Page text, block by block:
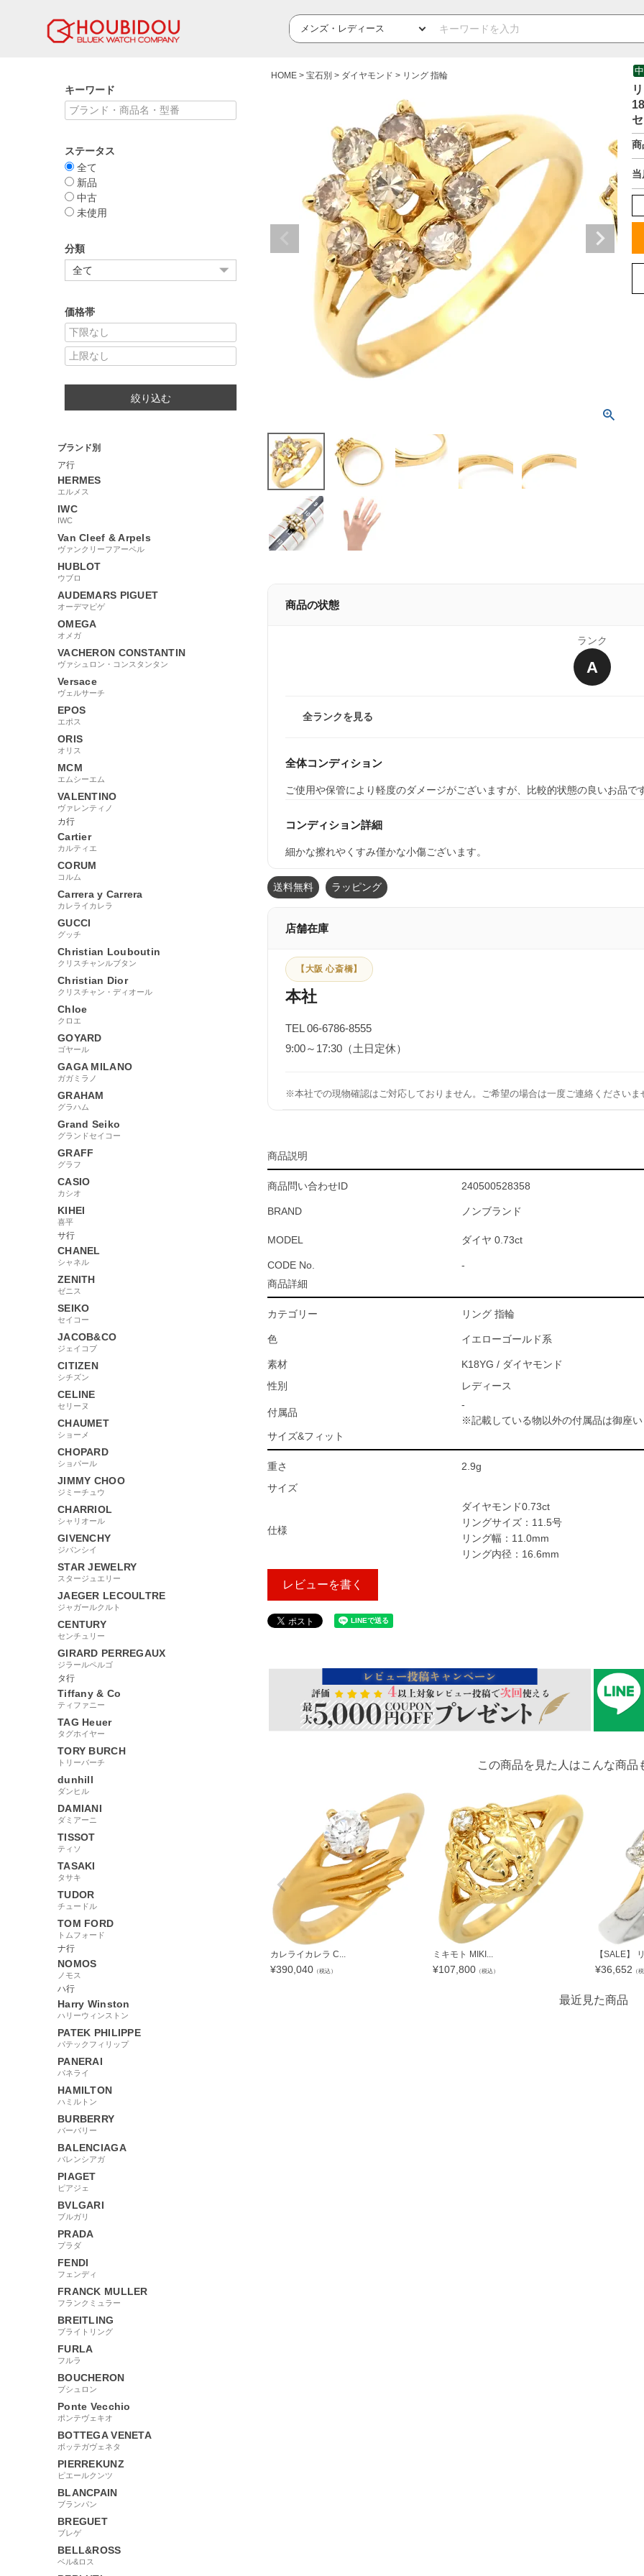
キーワード
ステータス
全て
新品
中古
未使用
分類
価格帯
絞り込む
ブランド別
ア行
HERMES
エルメス
IWC
IWC
Van Cleef & Arpels
ヴァンクリーフアーペル
HUBLOT
ウブロ
AUDEMARS PIGUET
オーデマピゲ
OMEGA
オメガ
VACHERON CONSTANTIN
ヴァシュロン・コンスタンタン
Versace
ヴェルサーチ
EPOS
エポス
ORIS
オリス
MCM
エムシーエム
VALENTINO
ヴァレンティノ
カ行
Cartier
カルティエ
CORUM
コルム
Carrera y Carrera
カレライカレラ
GUCCI
グッチ
Christian Louboutin
クリスチャンルブタン
Christian Dior
クリスチャン・ディオール
Chloe
クロエ
GOYARD
ゴヤール
GAGA MILANO
ガガミラノ
GRAHAM
グラハム
Grand Seiko
グランドセイコー
GRAFF
グラフ
CASIO
カシオ
KIHEI
喜平
サ行
CHANEL
シャネル
ZENITH
ゼニス
SEIKO
セイコー
JACOB&CO
ジェイコブ
CITIZEN
シチズン
CELINE
セリーヌ
CHAUMET
ショーメ
CHOPARD
ショパール
JIMMY CHOO
ジミーチュウ
CHARRIOL
シャリオール
GIVENCHY
ジバンシイ
STAR JEWELRY
スタージュエリー
JAEGER LECOULTRE
ジャガールクルト
CENTURY
センチュリー
GIRARD PERREGAUX
ジラールペルゴ
タ行
Tiffany & Co
ティファニー
TAG Heuer
タグホイヤー
TORY BURCH
トリーバーチ
dunhill
ダンヒル
DAMIANI
ダミアーニ
TISSOT
ティソ
TASAKI
タサキ
TUDOR
チュードル
TOM FORD
トムフォード
ナ行
NOMOS
ノモス
ハ行
Harry Winston
ハリーウィンストン
PATEK PHILIPPE
パテックフィリップ
PANERAI
パネライ
HAMILTON
ハミルトン
BURBERRY
バーバリー
BALENCIAGA
バレンシアガ
PIAGET
ピアジェ
BVLGARI
ブルガリ
PRADA
プラダ
FENDI
フェンディ
FRANCK MULLER
フランクミュラー
BREITLING
ブライトリング
FURLA
フルラ
BOUCHERON
ブシュロン
Ponte Vecchio
ポンテヴェキオ
BOTTEGA VENETA
ボッテガヴェネタ
PIERREKUNZ
ピエールクンツ
BLANCPAIN
ブランパン
BREGUET
ブレゲ
BELL&ROSS
ベル&ロス
HOME 宝石別 ダイヤモンド リング 指輪
商
商品の状態
ランク
A
全ランクを見る
全体コンディション
ご使用や保管により軽度のダメージがございますが、比較的状態の良いお品
コンディション詳細
細かな擦れやくすみ僅かな小傷ございます。
送料無料 ラッピング
店舗在庫
【大阪 心斎橋】
本社
TEL 06-6786-8555
9:00～17:30（土日定休）
※本社での現物確認はご対応しておりません。ご希望の場合は一度ご連絡くださいま
商品説明
商品問い合わせID 240500528358
BRAND ノンブランド
MODEL ダイヤ 0.73ct
CODE No.
-
商品詳細
カテゴリー リング 指輪
色 イエローゴールド系
素材
K18YG / ダイヤモンド
性別
レディース
付属品
-
※記載している物以外の付属品は御座
サイズ&フィット
重さ
2.9g
サイズ
仕様
ダイヤモンド0.73ct
リングサイズ：11.5号
リング幅：11.0mm
リング内径：16.6mm
レビューを書く
この商品を見た人はこんな商品
カレライカレラ C...
¥390,040 （税込）
ミキモト MIKI...
¥107,800 （税込）
【SALE】
¥36,652 （
最近見た商品